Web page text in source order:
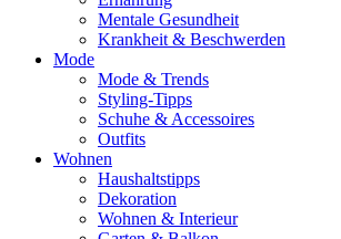
Mentale Gesundheit
Krankheit & Beschwerden
Mode
Mode & Trends
Styling-Tipps
Schuhe & Accessoires
Outfits
Wohnen
Haushaltstipps
Dekoration
Wohnen & Interieur